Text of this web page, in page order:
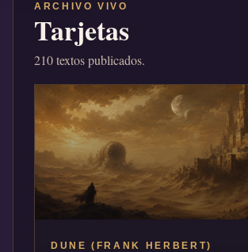
ARCHIVO VIVO
Tarjetas
210 textos publicados.
DUNE (FRANK HERBERT)